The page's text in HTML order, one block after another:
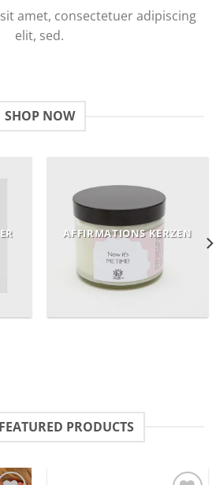
amet, consectetuer adipiscing
elit, sed.
SHOP NOW
AFFIRMATIONS KERZEN
PRODUCTS